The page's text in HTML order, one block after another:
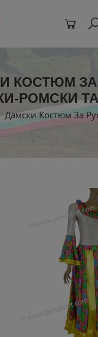
КОСТЮМ ЗА
РОМСКИ
Дамски Костюм За